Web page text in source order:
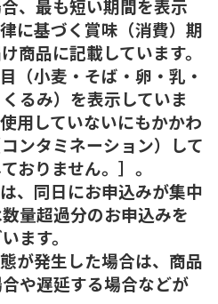
、最も短い期間を表示
に基づく賞味（消費）期
商品に記載しています。
（小麦・そば・卵・乳・
るみ）を表示していま
用していないにもかかわ
ンタミネーション）して
おりません。］。
、同日にお申込みが集中
量超過分のお申込みを
ます。
が発生した場合は、商品
や遅延する場合などが